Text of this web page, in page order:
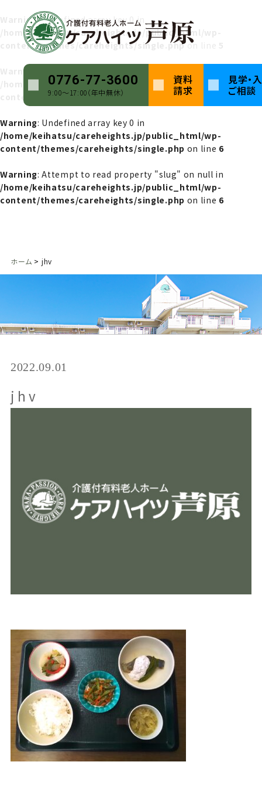
0776-77-3600
9:00〜17:00（年中無休）
資料
請求
見学・
ご相談
Warning: Undefined array key 0 in
/home/keihatsu/careheights.jp/public_html/wp-
content/themes/careheights/single.phpon line
Warning
/home/keihatsu/careheights.jp/public_html/wp-
content/themes/careheights/single.phpon line
Warning: Undefined array key 0 in
/home/keihatsu/careheights.jp/public_html/wp-
content/themes/careheights/single.php on line 6
Warning: Attempt to read property "slug" on null in
/home/keihatsu/careheights.jp/public_html/wp-
content/themes/careheights/single.php on line 6
ホーム jhv
2022.09.01
jhv